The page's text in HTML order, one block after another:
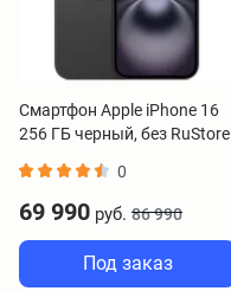
Смартфон Apple iPhone 16
256 ГБ черный, без RuStore
0
69 990 руб. 86 990
Под заказ